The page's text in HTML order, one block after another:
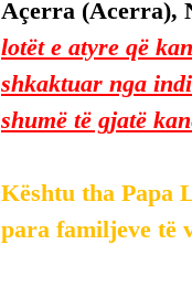
Açerra (Acerra),
lotët e atyre që
shkaktuar nga
shumë të gjatë
Kështu tha Papa
para familjeve të